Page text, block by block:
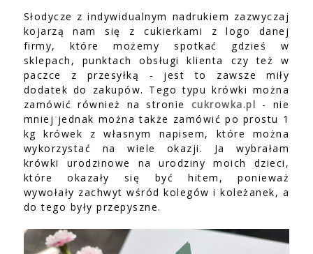
Słodycze z indywidualnym nadrukiem zazwyczaj
kojarzą nam się z cukierkami z logo danej
firmy, które możemy spotkać gdzieś w
sklepach, punktach obsługi klienta czy też w
paczce z przesyłką - jest to zawsze miły
dodatek do zakupów. Tego typu krówki można
zamówić również na stronie cukrowka.pl - nie
mniej jednak można także zamówić po prostu 1
kg krówek z własnym napisem, które można
wykorzystać na wiele okazji. Ja wybrałam
krówki urodzinowe na urodziny moich dzieci,
które okazały się być hitem, ponieważ
wywołały zachwyt wśród kolegów i koleżanek, a
do tego były przepyszne.